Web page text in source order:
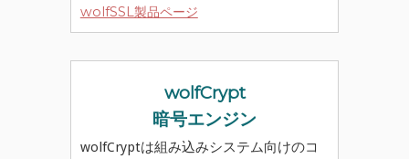
wolfSSL製品ページ
wolfCrypt
暗号エンジン
wolfCryptは組み込みシステム向けのコ